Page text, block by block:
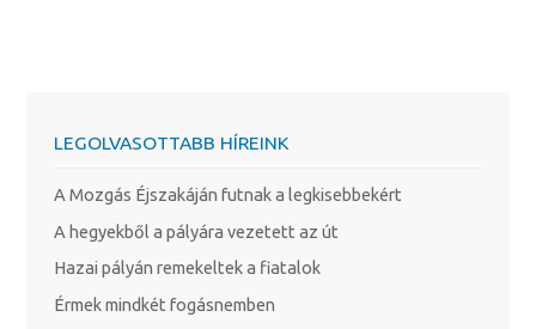
LEGOLVASOTTABB HÍREINK
A Mozgás Éjszakáján futnak a legkisebbekért
A hegyekből a pályára vezetett az út
Hazai pályán remekeltek a fiatalok
Érmek mindkét fogásnemben